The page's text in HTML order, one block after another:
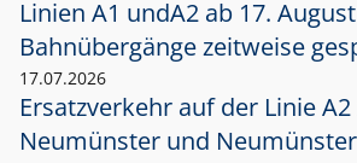
Linien A1 undA2 ab 17.
Bahnübergänge zeitweise
17.07.2026
Ersatzverkehr auf der Linie
Neumünster und